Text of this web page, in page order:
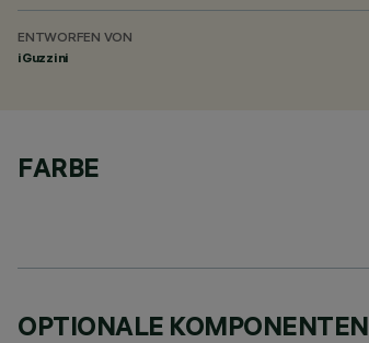
ENTWORFEN VON
iGuzzini
FARBE
OPTIONALE KOMPONENTEN